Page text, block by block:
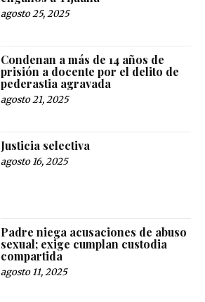
agosto 25, 2025
Condenan a más de 14 años de
prisión a docente por el delito de
pederastia agravada
agosto 21, 2025
Justicia selectiva
agosto 16, 2025
Padre niega acusaciones de abuso
sexual; exige cumplan custodia
compartida
agosto 11, 2025